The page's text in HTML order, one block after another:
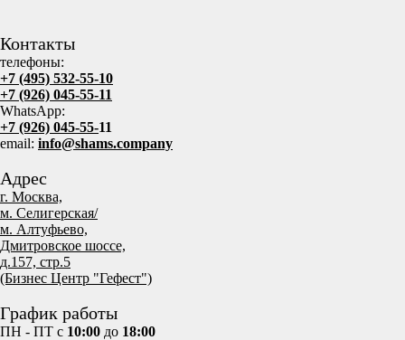
Контакты
телефоны:
+7 (495) 532-55-10
+7 (926) 045-55-11
WhatsApp:
+7 (926) 045-55-11
email: info@shams.company
Адрес
г. Москва,
м. Селигерская/
м. Алтуфьево,
Дмитровское шоссе,
д.157, стр.5
(Бизнес Центр "Гефест")
График работы
ПН - ПТ с 10:00 до 18:00